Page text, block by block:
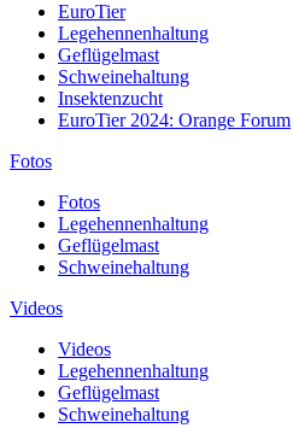
EuroTier
Legehennenhaltung
Geflügelmast
Schweinehaltung
Insektenzucht
EuroTier 2024: Orange Forum
Fotos
Fotos
Legehennenhaltung
Geflügelmast
Schweinehaltung
Videos
Videos
Legehennenhaltung
Geflügelmast
Schweinehaltung